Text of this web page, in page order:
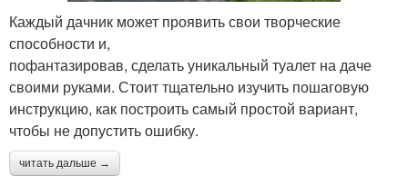
Каждый дачник может проявить свои творческие
способности и,
пофантазировав, сделать уникальный туалет на даче
своими руками. Стоит тщательно изучить пошаговую
инструкцию, как построить самый простой вариант,
чтобы не допустить ошибку.
читать дальше →